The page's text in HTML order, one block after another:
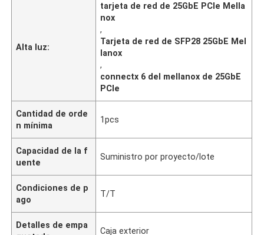
Alta luz:
tarjeta de red de 25GbE PCIe Mella
nox
,
Tarjeta de red de SFP28 25GbE Mel
lanox
,
connectx 6 del mellanox de 25GbE
PCIe
Cantidad de orde
n mínima
1pcs
Capacidad de la f
uente
Suministro por proyecto/lote
Condiciones de p
ago
T/T
Detalles de empa
Caja exterior